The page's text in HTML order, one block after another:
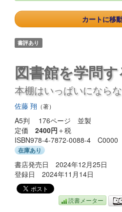
カートに移
書評あり
図書館を学問
本棚はいっぱいになら
佐藤 翔 （著）
A5判 176ページ 並製
定価 2400円 ＋税
ISBN978-4-7872-0088-4 C0000
在庫あり
書店発売日 2024年12月25日
登録日 2024年11月14日
読書メーター